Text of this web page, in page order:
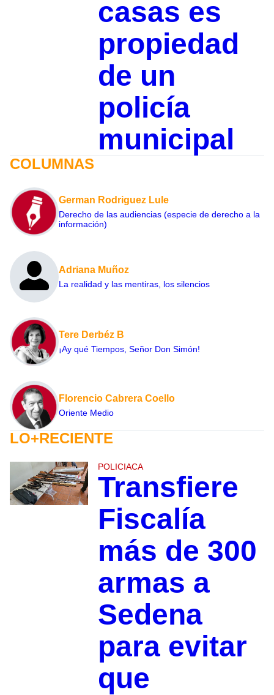
casas es
propiedad
de un
policía
municipal
COLUMNAS
German Rodriguez Lule
Derecho de las audiencias (especie de derecho a la
información)
Adriana Muñoz
La realidad y las mentiras, los silencios
Tere Derbéz B
¡Ay qué Tiempos, Señor Don Simón!
Florencio Cabrera Coello
Oriente Medio
LO+RECIENTE
POLICIACA
Transfiere
Fiscalía
más de 300
armas a
Sedena
para evitar
que